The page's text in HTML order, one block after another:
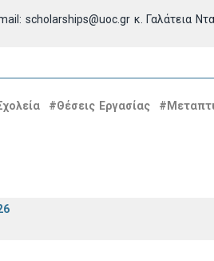
scholarships@uoc.gr κ. Γαλάτεια
#Θέσεις Εργασίας